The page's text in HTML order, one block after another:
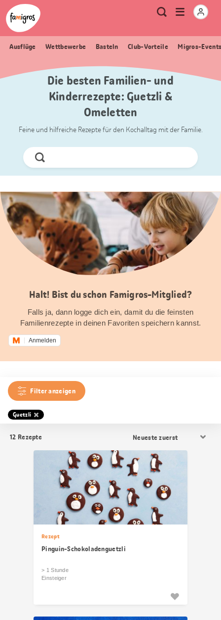
Sprungmarken
Navigation
Header
Logo
Meta
Navigation
Suche
Menu
öffnen
Ausflüge Wettbewerbe Basteln Club-Vorteile Migros-
Die besten Familien- und
Kinderrezepte: Guetzli &
Omeletten
Feine und hilfreiche Rezepte für den Kochalltag mit der Familie.
Jetzt
Suchen
Halt! Bist du schon Famigros-Mitglied?
Falls ja, dann logge dich ein, damit du die feinsten
Familienrezepte in deinen Favoriten speichern kannst.
Anmelden
Filter anzeigen
Guetzli
12 Rezepte
Sortierung
Rezept
Pinguin-Schokoladenguetzli
> 1 Stunde
Einsteiger